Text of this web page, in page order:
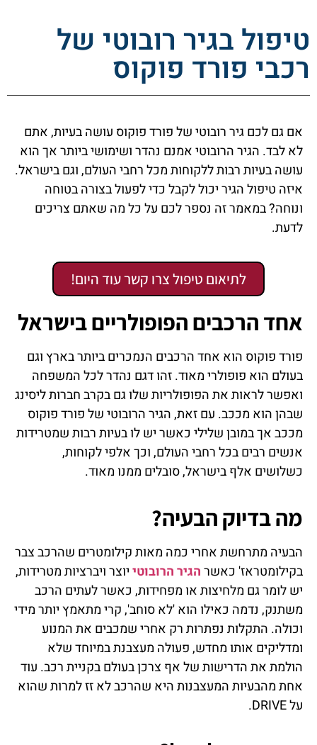
טיפול בגיר רובוטי של
רכבי פורד פוקוס
אם גם לכם גיר רובוטי של פורד פוקוס עושה בעיות, אתם
לא לבד. הגיר הרובוטי אמנם נהדר ושימושי ביותר אך הוא
עושה בעיות רבות ללקוחות מכל רחבי העולם, וגם בישראל.
איזה טיפול הגיר יכול לקבל כדי לפעול בצורה בטוחה
ונוחה? במאמר זה נספר לכם על כל מה שאתם צריכים
לדעת.
לתיאום טיפול צרו קשר עוד היום!
אחד הרכבים הפופולריים בישראל
פורד פוקוס הוא אחד הרכבים הנמכרים ביותר בארץ וגם
בעולם הוא פופולרי מאוד. זהו דגם נהדר לכל המשפחה
ואפשר לראות את הפופולריות שלו גם בקרב חברות ליסינג
שבהן הוא מככב. עם זאת, הגיר הרובוטי של פורד פוקוס
מככב אך במובן שלילי כאשר יש לו בעיות רבות שמטרידות
אנשים רבים בכל רחבי העולם, וכך אלפי לקוחות,
כשלושים אלף בישראל, סובלים ממנו מאוד.
מה בדיוק הבעיה?
הבעיה מתרחשת אחרי כמה מאות קילומטרים שהרכב צבר
בקילומטראז' כאשרהגיר הרובוטייוצר ויברציות מטרידות,
יש לומר גם מלחיצות או מפחידות, כאשר לעתים הרכב
משתנק, נדמה כאילו הוא 'לא סוחב', קרי מתאמץ יותר מידי
וכולה. התקלות נפתרות רק אחרי שמכבים את המנוע
ומדליקים אותו מחדש, פעולה מעצבנת במיוחד שלא
הולמת את הדרישות של אף צרכן בעולם בקניית רכב. עוד
אחת מהבעיות המעצבנות היא שהרכב לא זז למרות שהוא
על DRIVE.